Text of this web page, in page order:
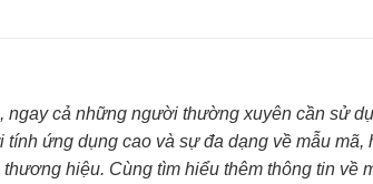
cả những người thường xuyên cần sử
ứng dụng cao và sự đa dạng về mẫu mã,
hiệu. Cùng tìm hiểu thêm thông tin về